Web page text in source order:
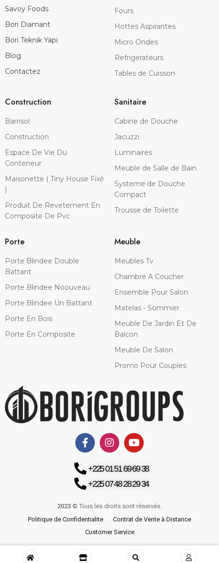
Savoy Foods
Bori Diamant
Bori Teknik Yapi
Blog
Contactez
Fours
Hottes Aspirantes
Micro Ondes
Refrigerateurs
Tables de Cuisson
Construction
Barrisol
Construction
Espace De Vie Du
Conteneur
Maisonette ( Tiny House Fixé
)
Produit De Revetement En
Composite De Pvc
Sanitaire
Cabine de Douche
Jacuzzi
Luminaires
Meuble de Salle de Bain
Systeme de Douche
Compact
Trousse de Toilette
Porte
Porte Blindee Double
Battant
Porte Blindee Noouveau
Porte Blindee Un Battant
Porte En Bois
Porte En Composite
Meuble
Meubles Tv
Chambre A Coucher
Ensemble Pour Salon
Matelas - Sommier
Meuble De Jardin Et De
Balcon
Meuble De Salon
Promo Pour Couples
+225 01 51 69 69 38
+225 07 48 28 29 34
2023 © Tous les droits sont réservés.
Politique de Confidentialite
Contrat de Vente à Distance
Customer Service